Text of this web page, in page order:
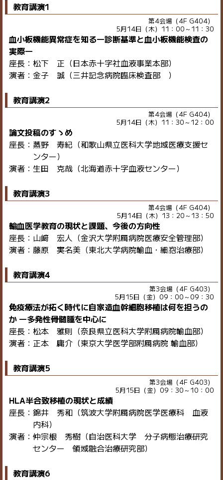
教育講演1
第4会場（4F G404）
5月14日（木）11：00～11：30
血小板機能異常症を知る―診断基準と血小板機能検査の
実際―
座長：松下 正（日本赤十字社血液事業本部）
演者：金子 誠（三井記念病院臨床検査部 ）
教育講演2
第4会場（4F G404）
5月14日（木）11：30～12：00
論文投稿のすゝめ
座長：蒸野 寿紀（和歌山県立医科大学地域医療支援セ
ンター）
演者：生田 克哉（北海道赤十字血液センター）
教育講演3
第4会場（4F G404）
5月14日（木）13：20～13：50
輸血医学教育の現状と課題、今後の方向性
座長：山﨑 宏人（金沢大学附属病院医療安全管理部）
演者：藤原 実名美（東北大学病院輸血・細胞治療部）
教育講演4
第3会場（4F G403）
5月15日（金）09：00～09：30
免疫療法が拓く時代に自家造血幹細胞移植は何を担うの
か ―多発性骨髄腫を中心に
座長：松本 雅則（奈良県立医科大学附属病院輸血部）
演者：正本 庸介（東京大学医学部附属病院 輸血部）
教育講演5
第3会場（4F G403）
5月15日（金）09：30～10：00
HLA半合致移植の現状と成績
座長：錦井 秀和（筑波大学附属病院医学医療科 血液
内科）
演者：仲宗根 秀樹（自治医科大学 分子病態治療研究
センター 領域融合治療研究部）
教育講演6